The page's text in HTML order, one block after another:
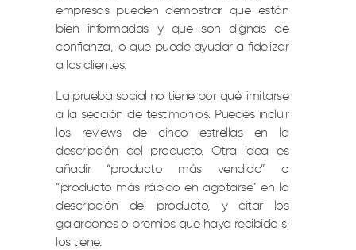
empresas pueden demostrar que están
bien informadas y que son dignas de
confianza, lo que puede ayudar a fidelizar
a los clientes.
La prueba social no tiene por qué limitarse
a la sección de testimonios. Puedes incluir
los reviews de cinco estrellas en la
descripción del producto. Otra idea es
añadir “producto más vendido” o
“producto más rápido en agotarse” en la
descripción del producto, y citar los
galardones o premios que haya recibido si
los tiene.